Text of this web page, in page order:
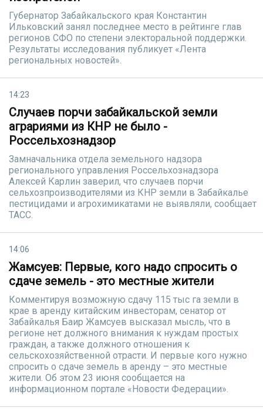
Губернатор Забайкальского края Константин
Ильковский занял последнее место в рейтинге глав
регионов СФО по степени электоральной поддержки.
Результаты исследования публикует «Лента
региональных новостей».
14:23
Случаев порчи забайкальской земли
аграриями из КНР не было -
Россельхознадзор
Замначальника отдела земельного надзора
регионального управления Россельхознадзора
Алексей Карлин заверил, что случаев порчи
сельхозпроизводителями из КНР земли в Забайкалье
пестицидами и агрохимикатами не выявляли, сообщает
ТАСС.
14:06
Жамсуев: Первые, кого надо спросить о
сдаче земель - это местные жители
Комментируя возможную сдачу 115 тыс га земли в
крае в аренду китайским инвесторам, сенатор от
Забайкалья Баир Жамсуев высказал мысль, что в
регионе нет должного внимания к нуждам простых
граждан, а также должного отношения к
сельскохозяйственной отрасти. И первые кого нужно
спросить о сдаче земель в аренду – это местные
жители. Об этом 23 июня сообщается на
информационном портале «Новости Федерации».